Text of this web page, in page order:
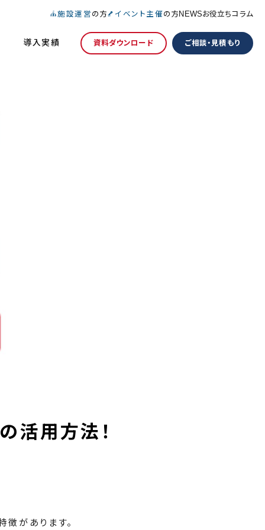
導入実績 資料ダウンロード ご相談・見積もり
施設運営 の方 イベント主催 の方 NEWSお役立ちコラム
活用方法！
徴があります。